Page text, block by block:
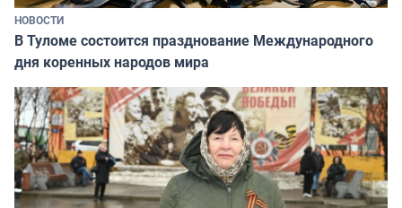
НОВОСТИ
В Туломе состоится празднование Международного
дня коренных народов мира